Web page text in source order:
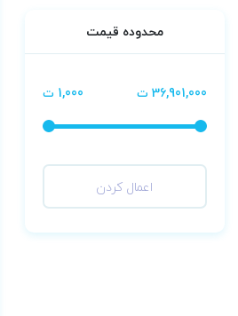
محدوده قیمت
1,000 ت 36,901,000 ت
اعمال کردن